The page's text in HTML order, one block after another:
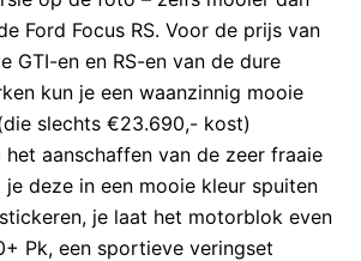
Ford Focus RS. Voor de prijs van
GTI-en en RS-en van de dure
kun je een waanzinnig mooie
slechts €23.690,- kost)
het aanschaffen van de zeer fraaie
deze in een mooie kleur spuiten
je laat het motorblok even
Pk, een sportieve veringset